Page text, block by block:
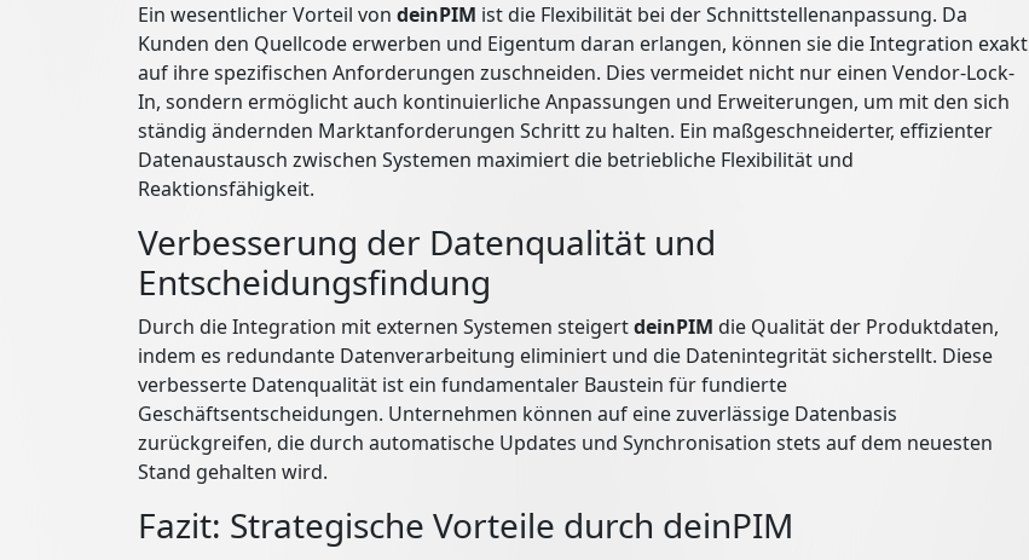
Ein wesentlicher Vorteil von deinPIM ist die Flexibilität bei der Schnittstellenanpassung. Da
Kunden den Quellcode erwerben und Eigentum daran erlangen, können sie die Integration exakt
auf ihre spezifischen Anforderungen zuschneiden. Dies vermeidet nicht nur einen Vendor-Lock-
In, sondern ermöglicht auch kontinuierliche Anpassungen und Erweiterungen, um mit den sich
ständig ändernden Marktanforderungen Schritt zu halten. Ein maßgeschneiderter, effizienter
Datenaustausch zwischen Systemen maximiert die betriebliche Flexibilität und
Reaktionsfähigkeit.
Verbesserung der Datenqualität und
Entscheidungsfindung
Durch die Integration mit externen Systemen steigertdeinPIM die Qualität der Produktdaten,
indem es redundante Datenverarbeitung eliminiert und die Datenintegrität sicherstellt. Diese
verbesserte Datenqualität ist ein fundamentaler Baustein für fundierte
Geschäftsentscheidungen. Unternehmen können auf eine zuverlässige Datenbasis
zurückgreifen, die durch automatische Updates und Synchronisation stets auf dem neuesten
Stand gehalten wird.
Fazit: Strategische Vorteile durch deinPIM